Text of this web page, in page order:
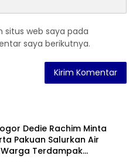
situs web saya pada
saya berikutnya.
Dedie Rachim Minta
Pakuan Salurkan Air
Terdampak